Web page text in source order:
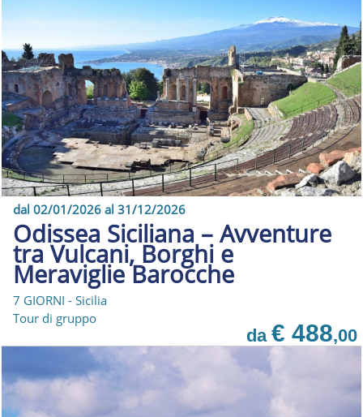
dal 02/01/2026 al 31/12/2026
Odissea Siciliana – Avventure
tra Vulcani, Borghi e
Meraviglie Barocche
7 GIORNI - Sicilia
Tour di gruppo
da € 488,00